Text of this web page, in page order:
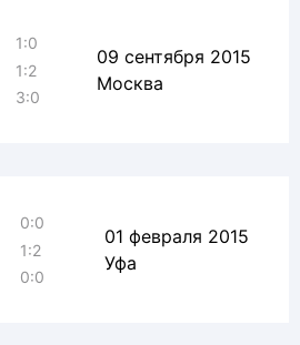
1:0
1:2
3:0
09 сентября 2015
Москва
0:0
1:2
0:0
01 февраля 2015
Уфа